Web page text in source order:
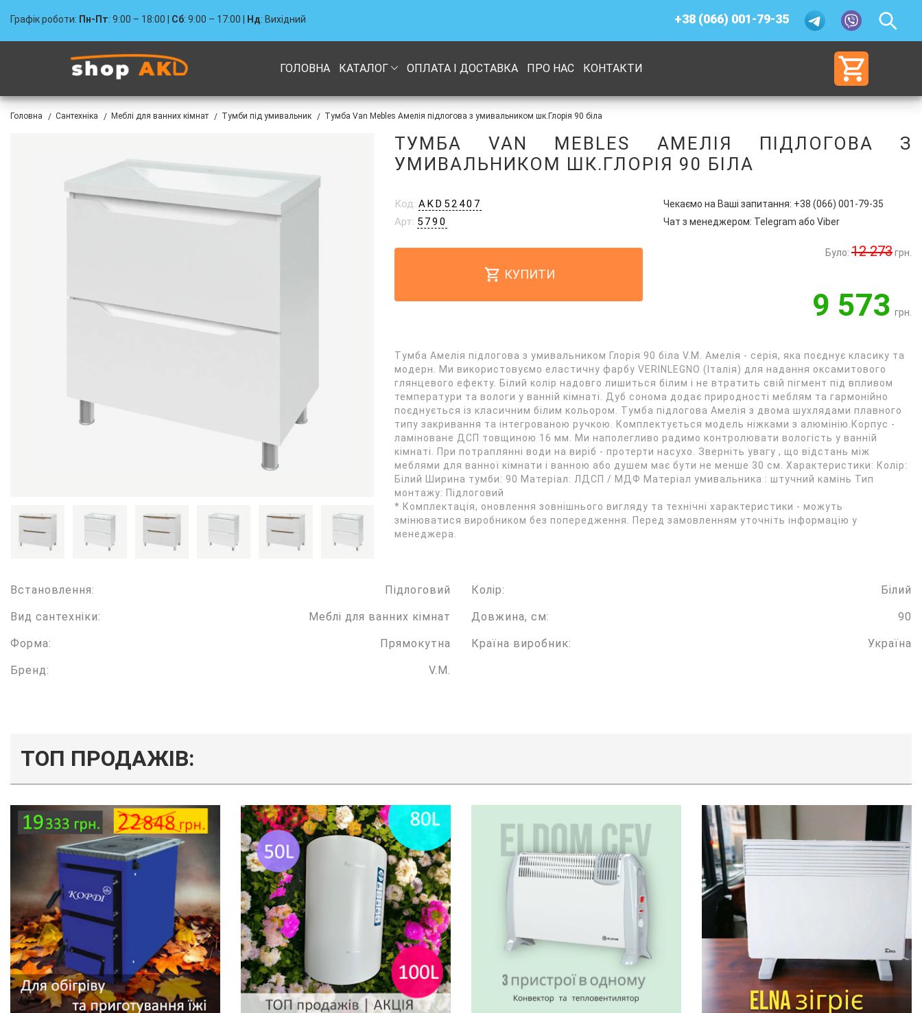
Графік роботи: Пн-Пт: 9:00 – 18:00 | Сб: 9:00 – 17:00 | Нд: Вихідний +38 (066) 001-79-35
ГОЛОВНА КАТАЛОГ ОПЛАТА І ДОСТАВКА ПРО НАС КОНТАКТИ
Головна / Сантехніка / Меблі для ванних кімнат / Тумби під умивальник / Тумба Van Mebles Амелія підлогова з умивальником шк.Глорія 90 біла
ТУМБА VAN MEBLES АМЕЛІЯ ПІДЛОГОВА З
УМИВАЛЬНИКОМ ШК.ГЛОРІЯ 90 БІЛА
Код: AKD52407
Арт: 5790
Чекаємо на Ваші запитання: +38 (066) 001-79-35
Чат з менеджером: Telegram або Viber
КУПИТИ
Було: 12 273грн.
9 573 грн.
Тумба Амелія підлогова з умивальником Глорія 90 біла V.M. Амелія - серія, яка поєднує класику та
модерн. Ми використовуємo еластичну фарбу VERINLEGNO (Італія) для надання оксамитового
глянцевого ефекту. Білий колір надовго лишиться білим і не втратить свій пігмент під впливом
температури та вологи у ванній кімнаті. Дуб сонома додає природності меблям та гармонійно
поєднується із класичним білим кольором. Тумба підлогова Амелія з двома шухлядами плавного
типу закривання та інтегрованою ручкою. Комплектується модель ніжками з алюмінію.Корпус -
ламіноване ДСП товщиною 16 мм. Ми наполегливо радимо контролювати вологість у ванній
кімнаті. При потраплянні води на виріб - протерти насухо. Зверніть увагу , що відстань між
меблями для ванної кімнати і ванною або душем має бути не менше 30 см. Характеристики: Колір:
Білий Ширина тумби: 90 Матеріал: ЛДСП / МДФ Матеріал умивальника : штучний камінь Тип
монтажу: Підлоговий
* Комплектація, оновлення зовнішнього вигляду та технічні характеристики - можуть
змінюватися виробником без попередження. Перед замовленням уточніть інформацію у
менеджера.
Встановлення: Підлоговий Колір: Білий
Вид сантехніки: Меблі для ванних кімнат Довжина, см: 90
Форма: Прямокутна Країна виробник: Україна
Бренд: V.M.
ТОП ПРОДАЖІВ: